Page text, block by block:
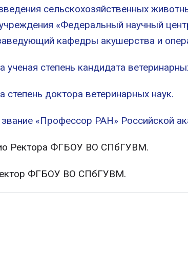
сельскохозяйственных
«Федеральный научный
кафедры акушерства и
ученая степень кандидата
степень доктора ветеринарных наук.
звание «Профессор РАН» Российской
Ректора ФГБОУ ВО СПбГУВМ.
ФГБОУ ВО СПбГУВМ.